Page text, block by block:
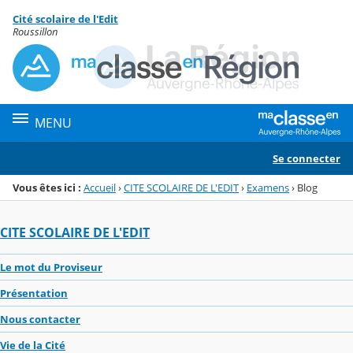
Menu de la rubrique
Contenu
Cité scolaire de l'Edit
Roussillon
MENU
Se connecter
Vous êtes ici : Accueil›CITE SCOLAIRE DE L'EDIT› Examens› Blog
CITE SCOLAIRE DE L'EDIT
Le mot du Proviseur
Présentation
Nous contacter
Vie de la Cité